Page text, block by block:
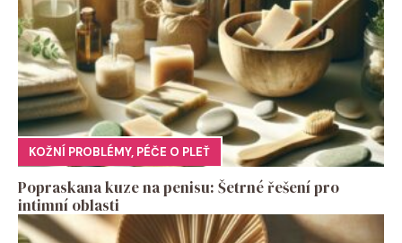
KOŽNÍ PROBLÉMY, PÉČE O PLEŤ
Popraskana kuze na penisu: Šetrné řešení pro
intimní oblasti